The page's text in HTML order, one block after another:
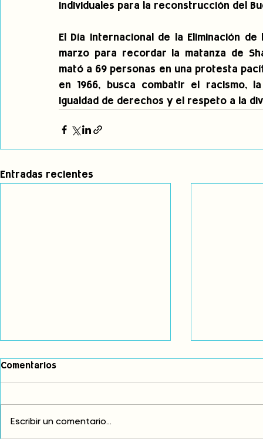
individuales para la reconstrucción del
El Día Internacional de la Eliminación
marzo para recordar la matanza de
mató a 69 personas en una protesta
en 1966, busca combatir el racismo,
igualdad de derechos y el respeto a la
Entradas recientes
Comentarios
Escribir un comentario...